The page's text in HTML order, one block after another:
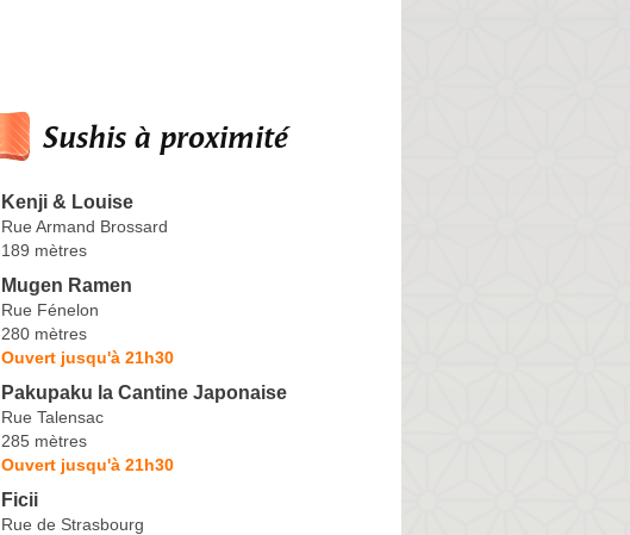
Sushis à proximité
Kenji & Louise
Rue Armand Brossard
189 mètres
Mugen Ramen
Rue Fénelon
280 mètres
Ouvert jusqu'à 21h30
Pakupaku la Cantine Japonaise
Rue Talensac
285 mètres
Ouvert jusqu'à 21h30
Ficii
Rue de Strasbourg